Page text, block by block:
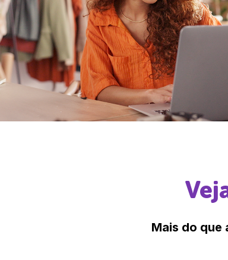
Mais do que